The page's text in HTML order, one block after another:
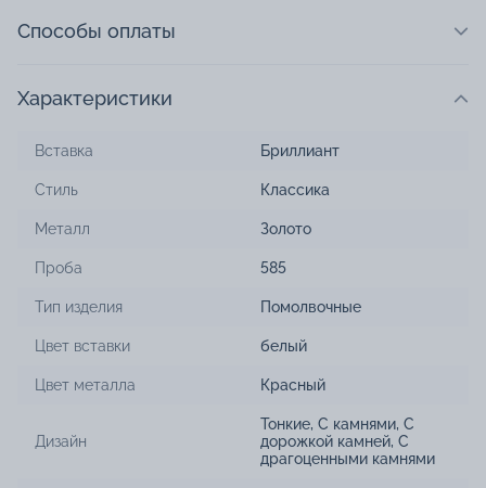
Способы оплаты
Характеристики
Вставка Бриллиант
Стиль Классика
Металл Золото
Проба 585
Тип изделия Помолвочные
Цвет вставки белый
Цвет металла Красный
Дизайн
Тонкие, С камнями, С
дорожкой камней, С
драгоценными камнями